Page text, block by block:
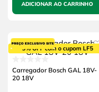
ADICIONAR AO CARRINHO
5% OFF com o cupom LF5
Carregador Bosch GAL 18V-
20 18V